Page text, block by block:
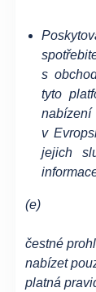
s
tyto
v
jejich
(e)
čestné
nabízet
platná